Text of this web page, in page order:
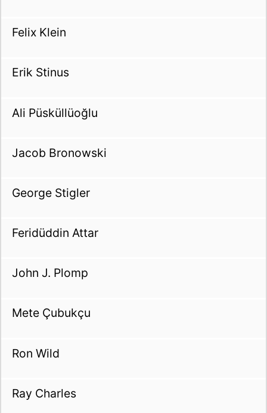
Felix Klein
Erik Stinus
Ali Püsküllüoğlu
Jacob Bronowski
George Stigler
Feridüddin Attar
John J. Plomp
Mete Çubukçu
Ron Wild
Ray Charles